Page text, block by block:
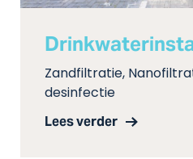
Zandfiltratie,
desinfectie
Lees verder